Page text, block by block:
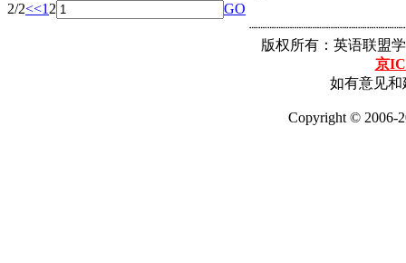
2/2<<1 2
GO
版权所有：英语联盟
京
如有意见和
Copyright © 2006-